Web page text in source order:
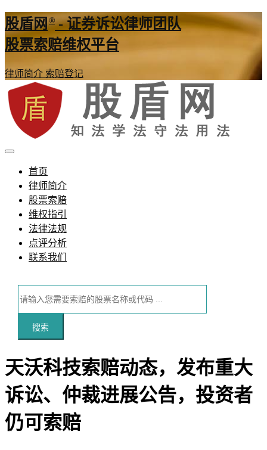
股盾网®- 证券诉讼律师团队
股票索赔维权平台
律师简介 索赔登记
股盾网
证券股票维权网
首页
律师简介
股票索赔
维权指引
法律法规
点评分析
联系我们
搜索
天沃科技索赔动态，发布重大
诉讼、仲裁进展公告，投资者
仍可索赔